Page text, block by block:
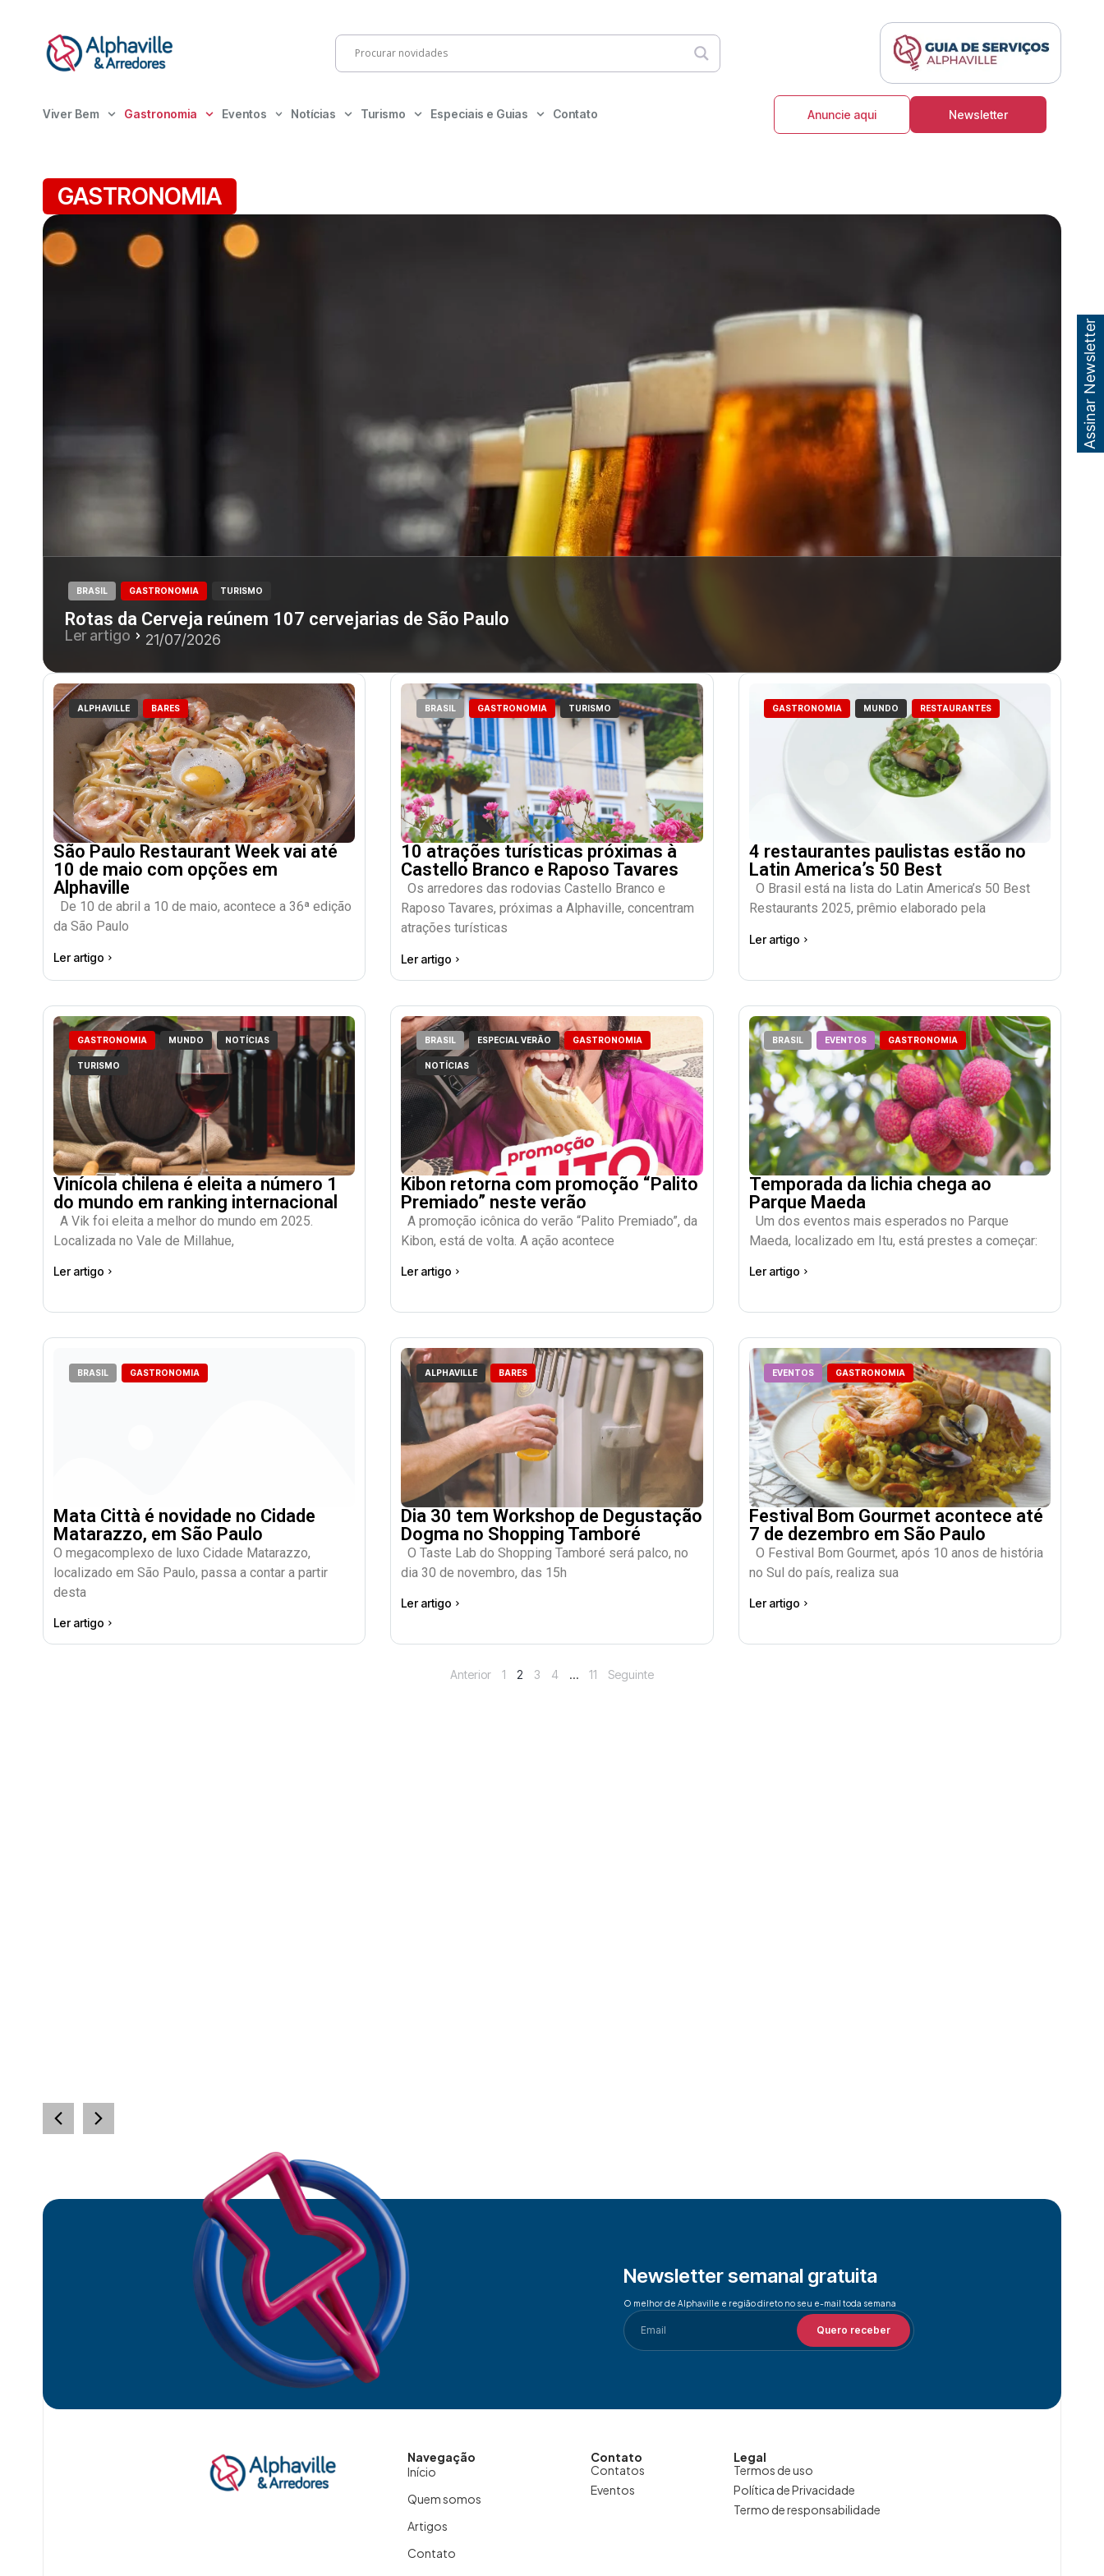
Viver Bem Gastronomia Eventos Notícias Turismo Especiais e Guias Contato Anuncie aqui Newsletter
GASTRONOMIA
BRASIL GASTRONOMIA TURISMO
Rotas da Cerveja reúnem 107 cervejarias de São Paulo
Ler artigo 21/07/2026
ALPHAVILLE BARES
São Paulo Restaurant Week vai até
10 de maio com opções em
Alphaville
De 10 de abril a 10 de maio, acontece a 36ª edição
da São Paulo
Ler artigo
BRASIL GASTRONOMIA TURISMO
10 atrações turísticas próximas à
Castello Branco e Raposo Tavares
Os arredores das rodovias Castello Branco e
Raposo Tavares, próximas a Alphaville, concentram
atrações turísticas
Ler artigo
GASTRONOMIA MUNDO RESTAURANTES
4 restaurantes paulistas estão no
Latin America’s 50 Best
O Brasil está na lista do Latin America’s 50 Best
Restaurants 2025, prêmio elaborado pela
Ler artigo
GASTRONOMIA MUNDO NOTÍCIAS
TURISMO
Vinícola chilena é eleita a número 1
do mundo em ranking internacional
A Vik foi eleita a melhor do mundo em 2025.
Localizada no Vale de Millahue,
Ler artigo
BRASIL ESPECIAL VERÃO GASTRONOMIA
NOTÍCIAS
Kibon retorna com promoção “Palito
Premiado” neste verão
A promoção icônica do verão “Palito Premiado”, da
Kibon, está de volta. A ação acontece
Ler artigo
BRASIL EVENTOS GASTRONOMIA
Temporada da lichia chega ao
Parque Maeda
Um dos eventos mais esperados no Parque
Maeda, localizado em Itu, está prestes a começar:
Ler artigo
BRASIL GASTRONOMIA
Mata Città é novidade no Cidade
Matarazzo, em São Paulo
O megacomplexo de luxo Cidade Matarazzo,
localizado em São Paulo, passa a contar a partir
desta
Ler artigo
ALPHAVILLE BARES
Dia 30 tem Workshop de Degustação
Dogma no Shopping Tamboré
O Taste Lab do Shopping Tamboré será palco, no
dia 30 de novembro, das 15h
Ler artigo
EVENTOS GASTRONOMIA
Festival Bom Gourmet acontece até
7 de dezembro em São Paulo
O Festival Bom Gourmet, após 10 anos de história
no Sul do país, realiza sua
Ler artigo
Anterior 1 2 3 4 … 11 Seguinte
Newsletter semanal gratuita
O melhor de Alphaville e região direto no seu e-mail toda semana
Quero receber
Navegação
Início
Quem somos
Artigos
Contato
Contato
Contatos
Eventos
Legal
Termos de uso
Política de Privacidade
Termo de responsabilidade
Assinar Newsletter